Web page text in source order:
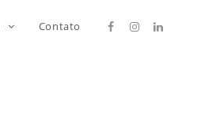
Contato